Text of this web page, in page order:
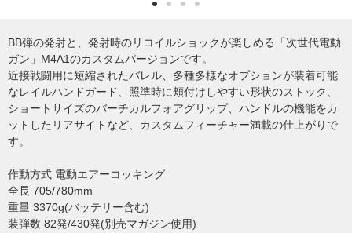
BB弾の発射と、発射時のリコイルショックが楽しめる「次世代電動
ガン」M4A1のカスタムパージョンです。
近接戦闘用に短縮されたバレル、多種多様なオプションが装着可能
なレイルハンドガード、照準時に頬付けしやすい形状のストック、
ショートサイズのバーチカルフォアグリップ、ハンドルの機能をカ
ットしたリアサイトなど、カスタムフィーチャー満載の仕上がりで
す。
作動方式 電動エアーコッキング
全長 705/780mm
重量 3370g(バッテリー含む)
装弾数 82発/430発(別売マガジン使用)